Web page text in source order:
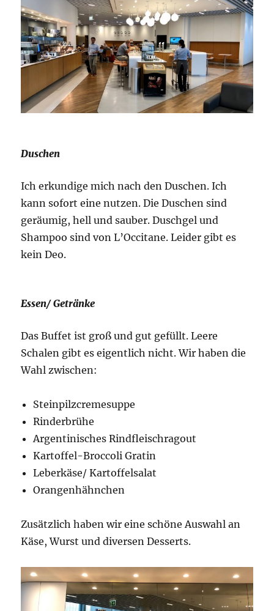
Duschen
Ich erkundige mich nach den Duschen. Ich
kann sofort eine nutzen. Die Duschen sind
geräumig, hell und sauber. Duschgel und
Shampoo sind von L’Occitane. Leider gibt es
kein Deo.
Essen/ Getränke
Das Buffet ist groß und gut gefüllt. Leere
Schalen gibt es eigentlich nicht. Wir haben die
Wahl zwischen:
Steinpilzcremesuppe
Rinderbrühe
Argentinisches Rindfleischragout
Kartoffel-Broccoli Gratin
Leberkäse/ Kartoffelsalat
Orangenhähnchen
Zusätzlich haben wir eine schöne Auswahl an
Käse, Wurst und diversen Desserts.